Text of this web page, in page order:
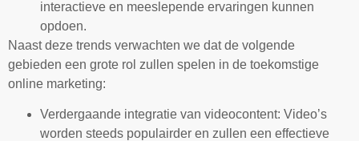
interactieve en meeslepende ervaringen kunnen
opdoen.
Naast deze trends verwachten we dat de volgende
gebieden een grote rol zullen spelen in de toekomstige
online marketing:
Verdergaande integratie van videocontent: Video’s
worden steeds populairder en zullen een effectieve